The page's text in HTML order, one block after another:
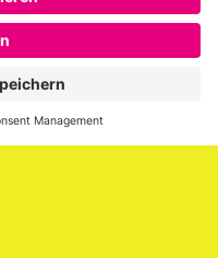
Seit 2009 schreibt